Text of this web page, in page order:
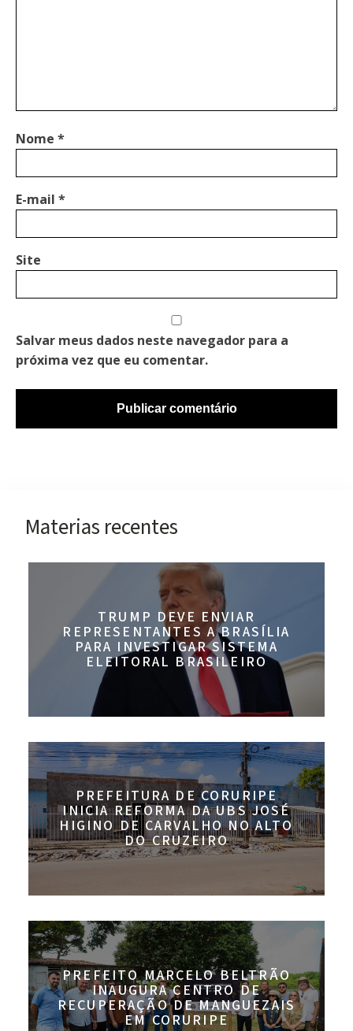
Nome *
E-mail *
Site
Salvar meus dados neste navegador para a
próxima vez que eu comentar.
Materias recentes
TRUMP DEVE ENVIAR
REPRESENTANTES A BRASÍLIA
PARA INVESTIGAR SISTEMA
ELEITORAL BRASILEIRO
PREFEITURA DE CORURIPE
INICIA REFORMA DA UBS JOSÉ
HIGINO DE CARVALHO NO ALTO
DO CRUZEIRO
PREFEITO MARCELO BELTRÃO
INAUGURA CENTRO DE
RECUPERAÇÃO DE MANGUEZAIS
EM CORURIPE